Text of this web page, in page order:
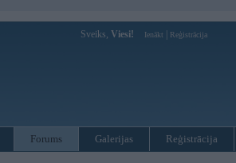
Sveiks, Viesi! Ienākt Reģistrācija
Forums Galerijas Reģistrācija